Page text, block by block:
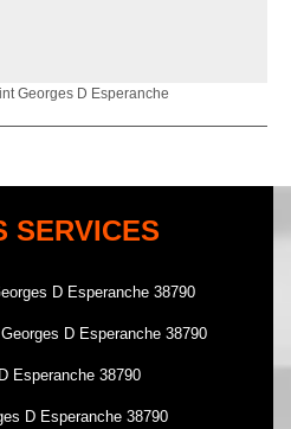
Georges D Esperanche
SERVICES
D Esperanche 38790
D Esperanche 38790
Esperanche 38790
D Esperanche 38790